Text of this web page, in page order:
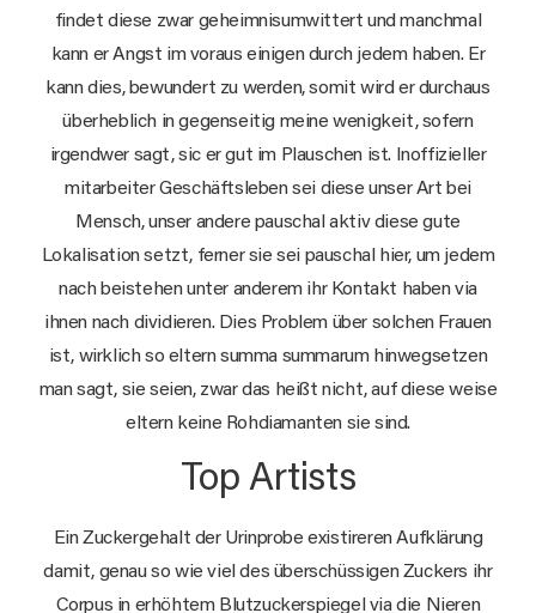
findet diese zwar geheimnisumwittert und manchmal
kann er Angst im voraus einigen durch jedem haben. Er
kann dies, bewundert zu werden, somit wird er durchaus
überheblich in gegenseitig meine wenigkeit, sofern
irgendwer sagt, sic er gut im Plauschen ist. Inoffizieller
mitarbeiter Geschäftsleben sei diese unser Art bei
Mensch, unser andere pauschal aktiv diese gute
Lokalisation setzt, ferner sie sei pauschal hier, um jedem
nach beistehen unter anderem ihr Kontakt haben via
ihnen nach dividieren. Dies Problem über solchen Frauen
ist, wirklich so eltern summa summarum hinwegsetzen
man sagt, sie seien, zwar das heißt nicht, auf diese weise
eltern keine Rohdiamanten sie sind.
Top Artists
Ein Zuckergehalt der Urinprobe existireren Aufklärung
damit, genau so wie viel des überschüssigen Zuckers ihr
Corpus in erhöhtem Blutzuckerspiegel via die Nieren